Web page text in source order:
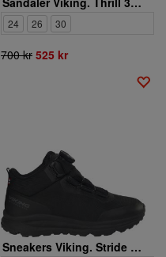
24 26 30
700 kr 525 kr
Sneakers Viking. Stride Mid Fleece BOA WP W